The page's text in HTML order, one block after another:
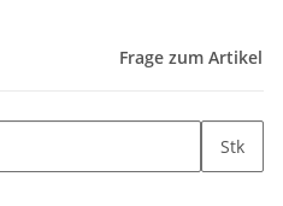
Frage zum Artikel
Stk